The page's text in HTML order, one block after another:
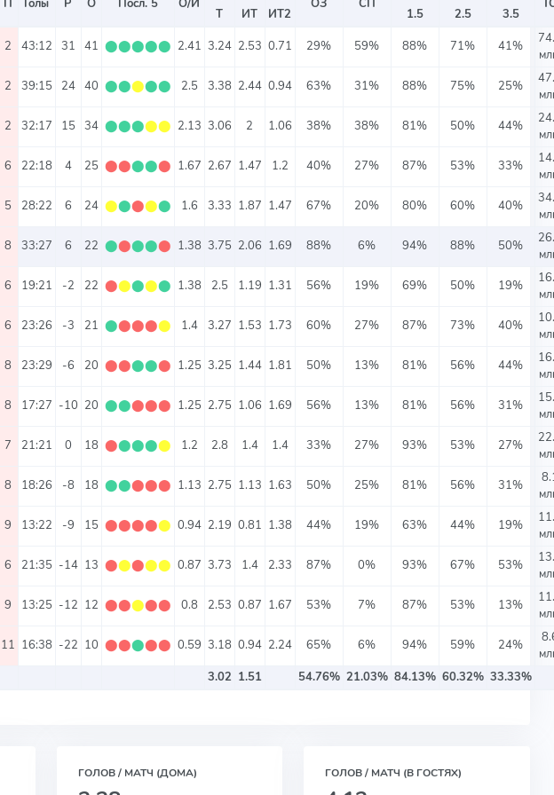
П Голы Р О Посл. 5 О/И
Т
ИТ
ИТ2
ОЗ СП
1.5
2.5
3.5
2 43:12 31 41 ⬤⬤⬤⬤⬤ 2.41 3.24 2.53 0.71 29% 59% 88% 71% 41%
2 39:15 24 40 ⬤⬤⬤⬤⬤ 2.5 3.38 2.44 0.94 63% 31% 88% 75% 25%
2 32:17 15 34 ⬤⬤⬤⬤⬤ 2.13 3.06 2 1.06 38% 38% 81% 50% 44%
6 22:18 4 25 ⬤⬤⬤⬤⬤ 1.67 2.67 1.47 1.2 40% 27% 87% 53% 33%
5 28:22 6 24 ⬤⬤⬤⬤⬤ 1.6 3.33 1.87 1.47 67% 20% 80% 60% 40%
8 33:27 6 22 ⬤⬤⬤⬤⬤ 1.38 3.75 2.06 1.69 88% 6% 94% 88% 50%
6 19:21 -2 22 ⬤⬤⬤⬤⬤ 1.38 2.5 1.19 1.31 56% 19% 69% 50% 19%
6 23:26 -3 21 ⬤⬤⬤⬤⬤ 1.4 3.27 1.53 1.73 60% 27% 87% 73% 40%
8 23:29 -6 20 ⬤⬤⬤⬤⬤ 1.25 3.25 1.44 1.81 50% 13% 81% 56% 44%
8 17:27 -10 20 ⬤⬤⬤⬤⬤ 1.25 2.75 1.06 1.69 56% 13% 81% 56% 31%
7 21:21 0 18 ⬤⬤⬤⬤⬤ 1.2 2.8 1.4 1.4 33% 27% 93% 53% 27%
8 18:26 -8 18 ⬤⬤⬤⬤⬤ 1.13 2.75 1.13 1.63 50% 25% 81% 56% 31%
9 13:22 -9 15 ⬤⬤⬤⬤⬤ 0.94 2.19 0.81 1.38 44% 19% 63% 44% 19%
6 21:35 -14 13 ⬤⬤⬤⬤⬤ 0.87 3.73 1.4 2.33 87% 0% 93% 67% 53%
9 13:25 -12 12 ⬤⬤⬤⬤⬤ 0.8 2.53 0.87 1.67 53% 7% 87% 53% 13%
11 16:38 -22 10 ⬤⬤⬤⬤⬤ 0.59 3.18 0.94 2.24 65% 6% 94% 59% 24%
3.02 1.51 54.76% 21.03% 84.13% 60.32% 33.33%
ГОЛОВ / МАТЧ (ДОМА) ГОЛОВ / МАТЧ (В ГОСТЯХ)